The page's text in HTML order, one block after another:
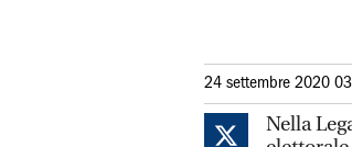
24 settembre 2020
Nella